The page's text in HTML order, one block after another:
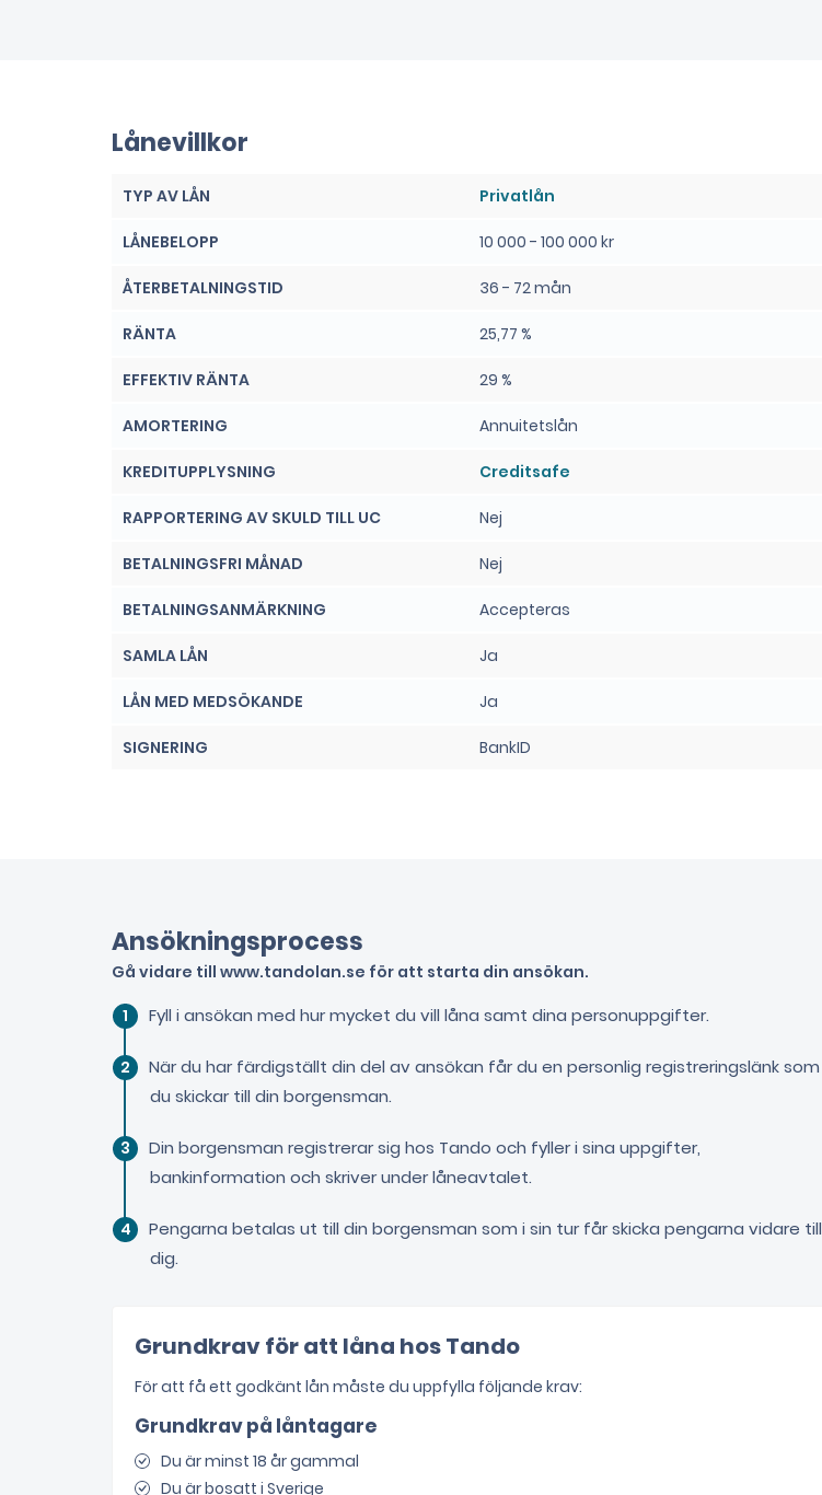
Lånevillkor
TYP AV LÅN Privatlån
LÅNEBELOPP 10 000 - 100 000 kr
ÅTERBETALNINGSTID 36 - 72 mån
RÄNTA 25,77 %
EFFEKTIV RÄNTA 29 %
AMORTERING Annuitetslån
KREDITUPPLYSNING Creditsafe
RAPPORTERING AV SKULD TILL UC Nej
BETALNINGSFRI MÅNAD Nej
BETALNINGSANMÄRKNING Accepteras
SAMLA LÅN Ja
LÅN MED MEDSÖKANDE Ja
SIGNERING BankID
Ansökningsprocess
Gå vidare till www.tandolan.se för att starta din ansökan.
Fyll i ansökan med hur mycket du vill låna samt dina personuppgifter.
När du har färdigställt din del av ansökan får du en personlig registreringslänk som
du skickar till din borgensman.
Din borgensman registrerar sig hos Tando och fyller i sina uppgifter,
bankinformation och skriver under låneavtalet.
Pengarna betalas ut till din borgensman som i sin tur får skicka pengarna vidare till
dig.
Grundkrav för att låna hos Tando
För att få ett godkänt lån måste du uppfylla följande krav:
Grundkrav på låntagare
Du är minst 18 år gammal
Du är bosatt i Sverige